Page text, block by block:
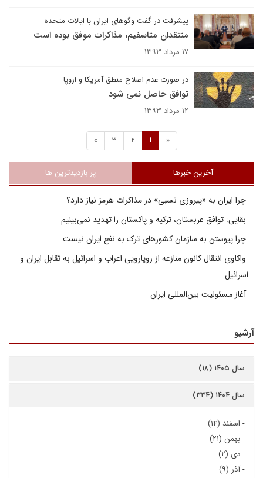
پیشرفت در گفت وگوهای ایران با ایالات متحده
منتقدان متاسفیم، مذاکرات موفق بوده است
۱۷ مرداد ۱۳۹۳
در صورت عدم اصلاح منطق آمریکا و اروپا
توافق حاصل نمی شود
۱۲ مرداد ۱۳۹۳
«
1
2
3
»
آخرین خبرها پر بازدیدترین ها
چرا ایران به «پیروزی نسبی» در مذاکرات هرمز نیاز دارد؟
بقایی: توافق عربستان، ترکیه و پاکستان را تهدید نمی‌بینیم
چرا پیوستن به سازمان کشورهای ترک به نفع ایران نیست
واکاوی انتقال کانون منازعه از رویارویی اعراب و اسرائیل به تقابل ایران و
اسرائیل
آغاز مسئولیت بین‌المللی ایران
آرشیو
سال ۱۴۰۵ (۱۸)
سال ۱۴۰۴ (۳۳۴)
- اسفند (۱۴)
-بهمن (۲۱)
-دی (۲)
-آذر (۹)